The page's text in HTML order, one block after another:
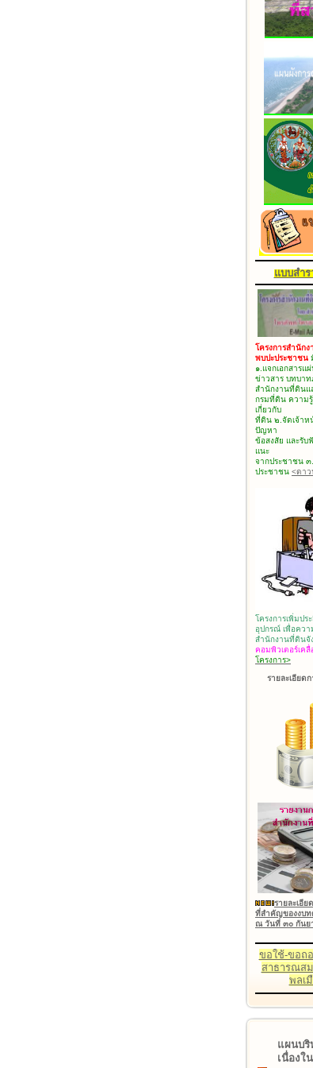
แบบสำร
โครงการสำนัก
พบปะประชาชน
๑.แจกเอกสารแ
ข่าวสาร บทบา
สำนักงานที่ดินแ
กรมที่ดิน ความรู้
เกี่ยวกับ
ที่ดิน ๒.จัดเจ้าห
ปัญหา
ข้อสงสัย และรับ
แนะ
จากประชาชน ๓
ประชาชน <ดาว
โครงการเพิ่มปร
อุปกรณ์ เพื่อคว
สำนักงานที่ดินจั
คอมพิวเตอร์เค
โครงการ>
รายละเอียด
รายละเอี
ที่สำคัญของงบท
ณ วันที่ ๓๐ กัน
ขอใช้-ขอถ
สาธารณส
พลเ
แผนบ
เนื่องใ